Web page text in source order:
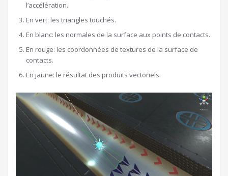
l’accélération.
En vert: les triangles touchés.
En blanc: les normales de la surface aux points de contacts.
En rouge: les coordonnées de textures de la surface de
contacts.
En jaune: le résultat des produits vectoriels.